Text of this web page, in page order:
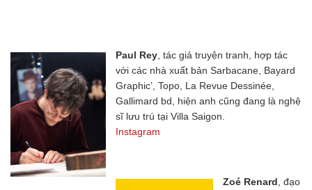
Paul Rey , tác giả truyện tranh, hợp tác
với các nhà xuất bản Sarbacane, Bayard
Graphic’, Topo, La Revue Dessinée,
Gallimard bd, hiện anh cũng đang là nghệ
sĩ lưu trú tại Villa Saigon.
Instagram
Zoé Renard , đạo